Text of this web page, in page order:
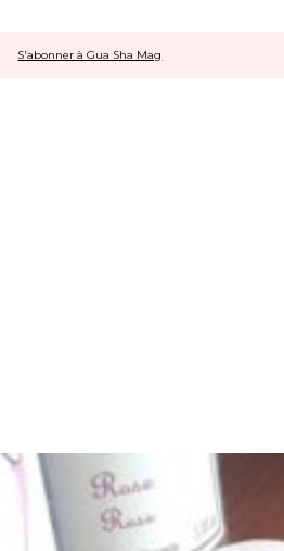
S'abonner à Gua Sha Mag